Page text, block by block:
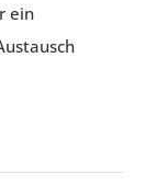
ein